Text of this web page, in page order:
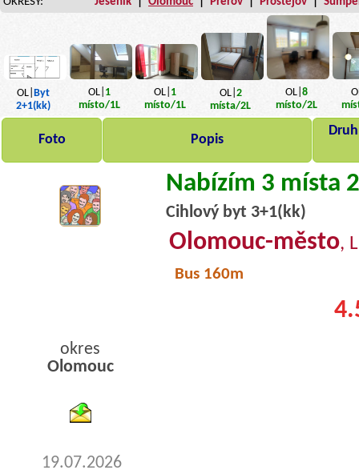
OL|
Byt
2+1(kk)
OL| 1
místo/1L
OL| 1
místo/1L
OL| 2
místa/2L
OL| 8
místo/2L
Foto Popis
Nabízím 3 místa
Cihlový byt 3+1(kk)
Olomouc-město,
Bus 160m
okres
Olomouc
19.07.2026